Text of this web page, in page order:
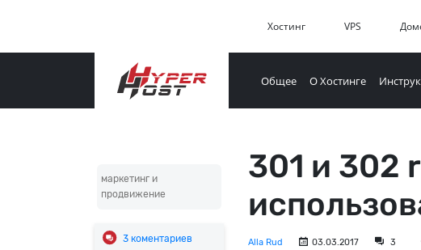
Хостинг VPS
Общее О Хостинге
маркетинг и
продвижение
3коментариев
301 и 302
Alla Rud 03.03.2017 3